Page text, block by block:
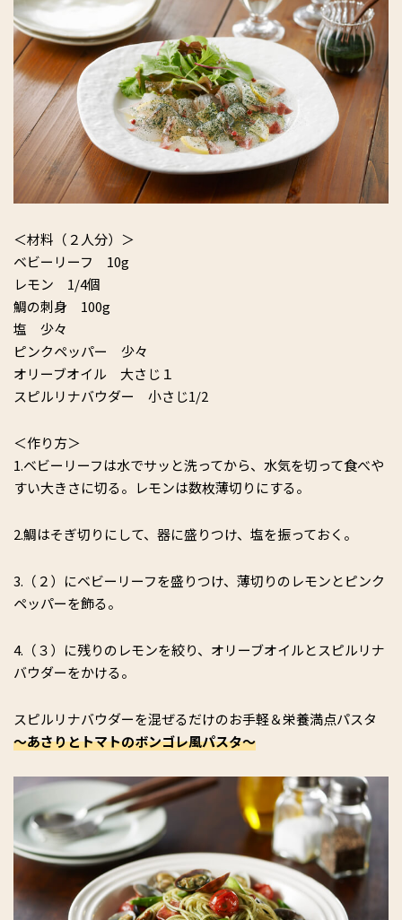
＜材料（２人分）＞
ベビーリーフ 10g
レモン 1/4個
鯛の刺身 100g
塩 少々
ピンクペッパー 少々
オリーブオイル 大さじ１
スピルリナバウダー 小さじ1/2
＜作り方＞
1.ベビーリーフは水でサッと洗ってから、水気を切って食べや
すい大きさに切る。レモンは数枚薄切りにする。
2.鯛はそぎ切りにして、器に盛りつけ、塩を振っておく。
3.（２）にベビーリーフを盛りつけ、薄切りのレモンとピンク
ペッパーを飾る。
4.（３）に残りのレモンを絞り、オリーブオイルとスピルリナ
バウダーをかける。
スピルリナバウダーを混ぜるだけのお手軽＆栄養満点パスタ
〜あさりとトマトのボンゴレ風パスタ〜